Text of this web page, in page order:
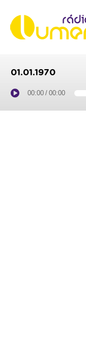
01.01.1970
00:00 / 00:00